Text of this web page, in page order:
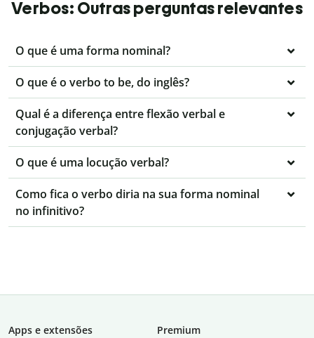
Verbos: Outras perguntas relevantes
O que é uma forma nominal?
O que é o verbo to be, do inglês?
Qual é a diferença entre flexão verbal e
conjugação verbal?
O que é uma locução verbal?
Como fica o verbo diria na sua forma nominal
no infinitivo?
Apps e extensões
Premium